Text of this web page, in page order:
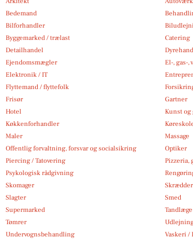
Bedemand
Bilforhandler
Byggemarked / trælast
Catering
Detailhandel
Ejendomsmægler
El-, gas-,
Elektronik / IT
Flyttemand / flyttefolk
Frisør
Gartner
Hotel
Kunst
Køkkenforhandler
Maler
Massage
Offentlig forvaltning, forsvar og socialsikring
Optiker
Piercing / Tatovering
Pizzeria,
Psykologisk rådgivning
Skomager
Skrædder
Slagter
Smed
Supermarked
Tandlæge
Tømrer
Undervognsbehandling
Vaskeri /